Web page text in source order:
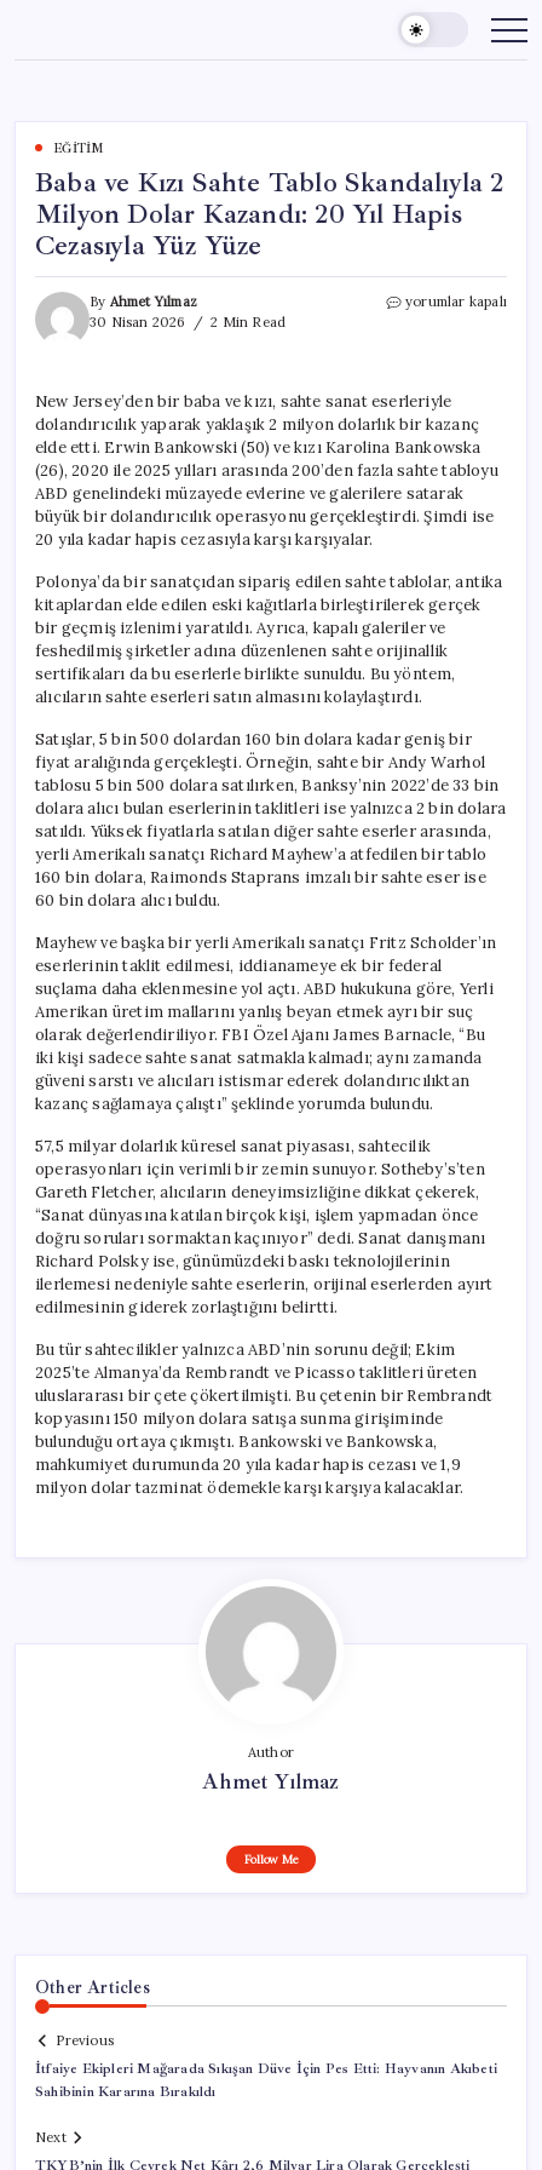
content
EĞITIM
Baba ve Kızı Sahte Tablo Skandalıyla 2
Milyon Dolar Kazandı: 20 Yıl Hapis
Cezasıyla Yüz Yüze
By Ahmet Yılmaz
30 Nisan 2026
2 Min Read
Baba
Skandalıyla
2
Milyon
Dolar
Kazandı:
20
Yıl
Yüz
Yüze
için
yorumlar kapalı
New Jersey’den bir baba ve kızı, sahte sanat eserleriyle
dolandırıcılık yaparak yaklaşık 2 milyon dolarlık bir kazanç
elde etti. Erwin Bankowski (50) ve kızı Karolina Bankowska
(26), 2020 ile 2025 yılları arasında 200’den fazla sahte tabloyu
ABD genelindeki müzayede evlerine ve galerilere satarak
büyük bir dolandırıcılık operasyonu gerçekleştirdi. Şimdi ise
20 yıla kadar hapis cezasıyla karşı karşıyalar.
Polonya’da bir sanatçıdan sipariş edilen sahte tablolar, antika
kitaplardan elde edilen eski kağıtlarla birleştirilerek gerçek
bir geçmiş izlenimi yaratıldı. Ayrıca, kapalı galeriler ve
feshedilmiş şirketler adına düzenlenen sahte orijinallik
sertifikaları da bu eserlerle birlikte sunuldu. Bu yöntem,
alıcıların sahte eserleri satın almasını kolaylaştırdı.
Satışlar, 5 bin 500 dolardan 160 bin dolara kadar geniş bir
fiyat aralığında gerçekleşti. Örneğin, sahte bir Andy Warhol
tablosu 5 bin 500 dolara satılırken, Banksy’nin 2022’de 33 bin
dolara alıcı bulan eserlerinin taklitleri ise yalnızca 2 bin dolara
satıldı. Yüksek fiyatlarla satılan diğer sahte eserler arasında,
yerli Amerikalı sanatçı Richard Mayhew’a atfedilen bir tablo
160 bin dolara, Raimonds Staprans imzalı bir sahte eser ise
60 bin dolara alıcı buldu.
Mayhew ve başka bir yerli Amerikalı sanatçı Fritz Scholder’ın
eserlerinin taklit edilmesi, iddianameye ek bir federal
suçlama daha eklenmesine yol açtı. ABD hukukuna göre, Yerli
Amerikan üretim mallarını yanlış beyan etmek ayrı bir suç
olarak değerlendiriliyor. FBI Özel Ajanı James Barnacle, “Bu
iki kişi sadece sahte sanat satmakla kalmadı; aynı zamanda
güveni sarstı ve alıcıları istismar ederek dolandırıcılıktan
kazanç sağlamaya çalıştı” şeklinde yorumda bulundu.
57,5 milyar dolarlık küresel sanat piyasası, sahtecilik
operasyonları için verimli bir zemin sunuyor. Sotheby’s’ten
Gareth Fletcher, alıcıların deneyimsizliğine dikkat çekerek,
“Sanat dünyasına katılan birçok kişi, işlem yapmadan önce
doğru soruları sormaktan kaçınıyor” dedi. Sanat danışmanı
Richard Polsky ise, günümüzdeki baskı teknolojilerinin
ilerlemesi nedeniyle sahte eserlerin, orijinal eserlerden ayırt
edilmesinin giderek zorlaştığını belirtti.
Bu tür sahtecilikler yalnızca ABD’nin sorunu değil; Ekim
2025’te Almanya’da Rembrandt ve Picasso taklitleri üreten
uluslararası bir çete çökertilmişti. Bu çetenin bir Rembrandt
kopyasını 150 milyon dolara satışa sunma girişiminde
bulunduğu ortaya çıkmıştı. Bankowski ve Bankowska,
mahkumiyet durumunda 20 yıla kadar hapis cezası ve 1,9
milyon dolar tazminat ödemekle karşı karşıya kalacaklar.
Author
Ahmet Yılmaz
Follow Me
Other Articles
Previous
İtfaiye Ekipleri Mağarada Sıkışan Düve İçin Pes Etti: Hayvanın Akıbeti
Sahibinin Kararına Bırakıldı
Next
TKYB’nin İlk Çeyrek Net Kârı 2,6 Milyar Lira Olarak Gerçekleşti